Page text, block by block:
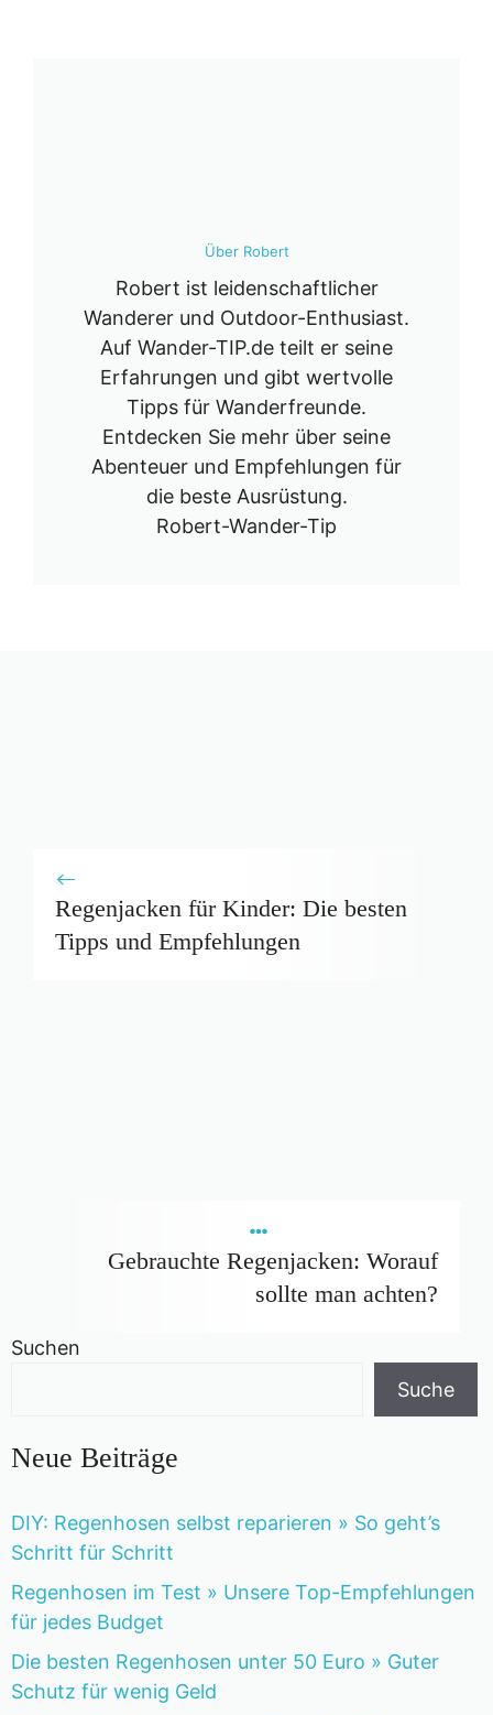
Über Robert
Robert ist leidenschaftlicher
Wanderer und Outdoor-Enthusiast.
Auf Wander-TIP.de teilt er seine
Erfahrungen und gibt wertvolle
Tipps für Wanderfreunde.
Entdecken Sie mehr über seine
Abenteuer und Empfehlungen für
die beste Ausrüstung.
Robert-Wander-Tip
Regenjacken für Kinder: Die besten
Tipps und Empfehlungen
Gebrauchte Regenjacken: Worauf
sollte man achten?
Suchen
Suche
Neue Beiträge
DIY: Regenhosen selbst reparieren » So geht’s
Schritt für Schritt
Regenhosen im Test » Unsere Top-Empfehlungen
für jedes Budget
Die besten Regenhosen unter 50 Euro » Guter
Schutz für wenig Geld